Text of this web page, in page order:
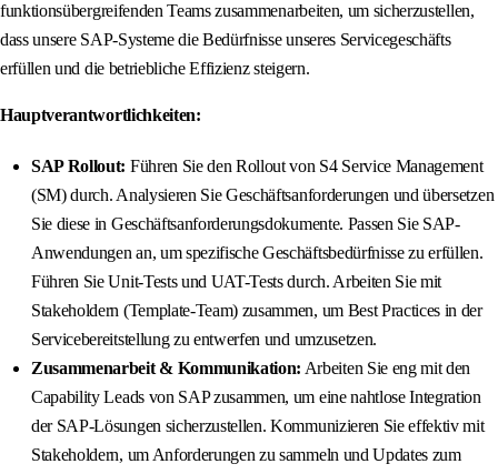
funktionsübergreifenden Teams zusammenarbeiten, um sicherzustellen,
dass unsere SAP-Systeme die Bedürfnisse unseres Servicegeschäfts
erfüllen und die betriebliche Effizienz steigern.
Hauptverantwortlichkeiten:
SAP Rollout: Führen Sie den Rollout von S4 Service Management
(SM) durch. Analysieren Sie Geschäftsanforderungen und übersetzen
Sie diese in Geschäftsanforderungsdokumente. Passen Sie SAP-
Anwendungen an, um spezifische Geschäftsbedürfnisse zu erfüllen.
Führen Sie Unit-Tests und UAT-Tests durch. Arbeiten Sie mit
Stakeholdern (Template-Team) zusammen, um Best Practices in der
Servicebereitstellung zu entwerfen und umzusetzen.
Zusammenarbeit & Kommunikation: Arbeiten Sie eng mit den
Capability Leads von SAP zusammen, um eine nahtlose Integration
der SAP-Lösungen sicherzustellen. Kommunizieren Sie effektiv mit
Stakeholdern, um Anforderungen zu sammeln und Updates zum